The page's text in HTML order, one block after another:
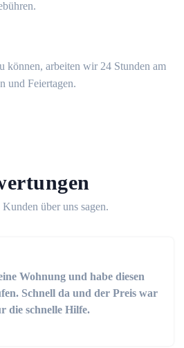
können, arbeiten wir 24 Stunden am
und Feiertagen.
Kunden über uns sagen.
Wohnung und habe diesen
Schnell da und der Preis war
die schnelle Hilfe.